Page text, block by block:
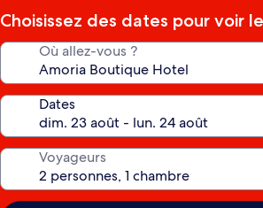
Choisissez des dates pour voir
Où allez-vous ?
Dates
Voyageurs